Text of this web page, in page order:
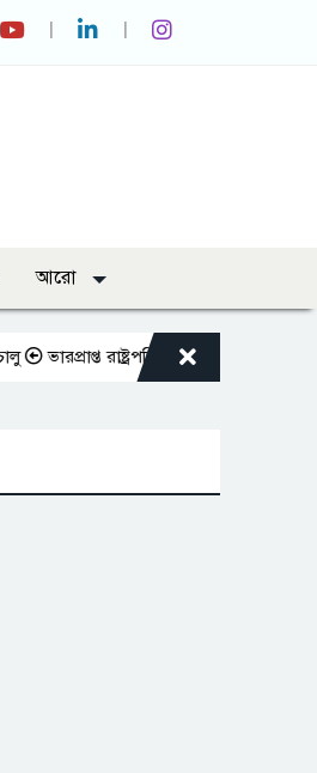
আরো
রাষ্ট্রপতিকে শুভেচ্ছা জানালেন রাসিক